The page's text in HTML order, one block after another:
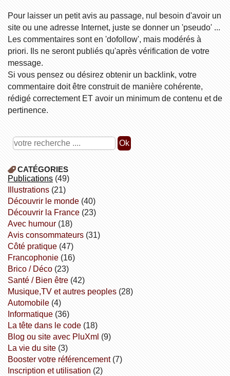
Pour laisser un petit avis au passage, nul besoin d'avoir un
site ou une adresse Internet, juste se donner un 'pseudo' ...
Les commentaires sont en 'dofollow', mais modérés à
priori. Ils ne seront publiés qu'après vérification de votre
message.
Si vous pensez ou désirez obtenir un backlink, votre
commentaire doit être construit de manière cohérente,
rédigé correctement ET avoir un minimum de contenu et de
pertinence.
CATÉGORIES
publications(49)
illustrations(21)
découvrir le monde(40)
découvrir la France(23)
avec humour(18)
avis consommateurs(31)
côté pratique(47)
Francophonie(16)
Brico / Déco(23)
Santé / Bien être(42)
Musique,TV et autres peoples(28)
Automobile(4)
informatique(36)
la tête dans le code(18)
Blog ou site avec PluXml (9)
la vie du site(3)
booster votre référencement(7)
inscription et utilisation (2)